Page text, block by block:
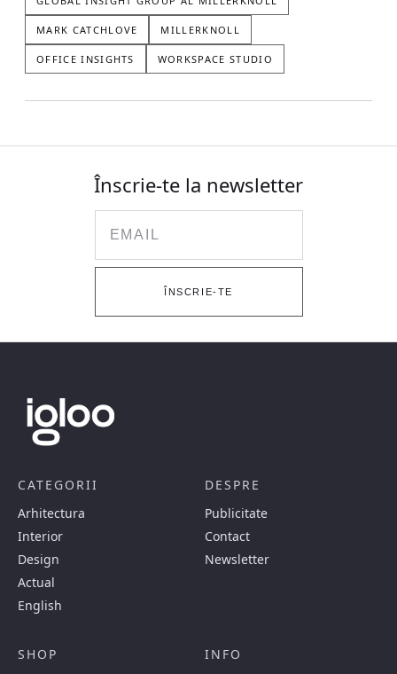
MARK CATCHLOVE MILLERKNOLL
OFFICE INSIGHTS WORKSPACE STUDIO
Înscrie-te la newsletter
ÎNSCRIE-TE
CATEGORII
Arhitectura
Interior
Design
Actual
English
DESPRE
Publicitate
Contact
Newsletter
SHOP
INFO